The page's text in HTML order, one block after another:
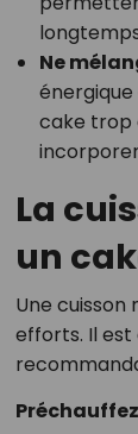
Ne
cake trop
La
un
Une
efforts. Il est